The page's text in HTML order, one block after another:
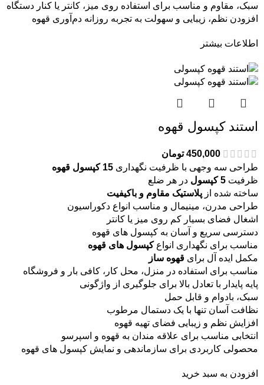
سبک، مقاوم و مناسب برای استفاده روی میز، کانتر یا کنار دستگاه
افزودن نظم، زیبایی و سهولت به تجربه روزانه دم‌آوری قهوه
اطلاعات بیشتر
استند کپسول قهوه
450,000 تومان
طراحی سه وجهی با ظرفیت نگهداری 15 کپسول قهوه
ظرفیت 5 کپسول
در هر ضلع
ساخته شده از پلاستیک مقاوم و باکیفیت
طراحی مدرن، مینیمال و مناسب انواع دکوراسیون
اشغال فضای بسیار کم روی میز یا کانتر
دسترسی سریع و آسان به کپسول های قهوه
مناسب برای نگهداری انواعکپسول های قهوه
مکمل ایده آل برای قهوه ساز
مناسب برای استفاده در منزل، محل کار، کافی بار و فروشگاه
پایه پایدار با تعادل بالا برای جلوگیری از واژگونی
سبک، بادوام و قابل حمل
نظافت آسان تنها با یک دستمال مرطوب
افزایش نظم و زیبایی فضای تهیه قهوه
انتخابی مناسب برای علاقه مندان به قهوه و اسپرسو
محصولی کاربردی برای سازماندهی و نمایش کپسول های قهوه
افزودن به سبد خرید